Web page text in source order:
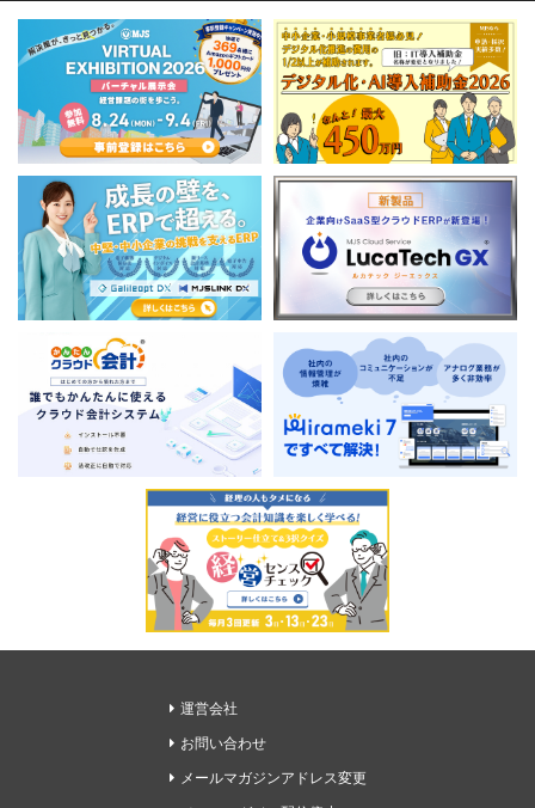
運営会社
お問い合わせ
メールマガジンアドレス変更